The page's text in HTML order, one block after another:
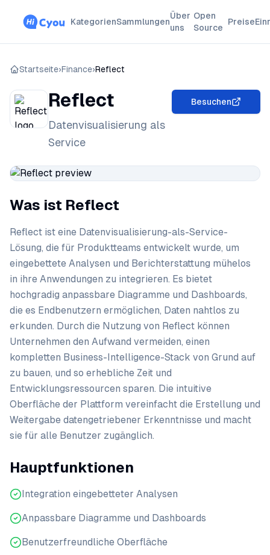
KategorienSammlungen
Über
uns
Open
Source
Preise
Startseite›Finance›Reflect
Reflect
Datenvisualisierung als
Service
Besuchen
Was ist Reflect
Reflect ist eine Datenvisualisierung-als-Service-
Lösung, die für Produktteams entwickelt wurde, um
eingebettete Analysen und Berichterstattung mühelos
in ihre Anwendungen zu integrieren. Es bietet
hochgradig anpassbare Diagramme und Dashboards,
die es Endbenutzern ermöglichen, Daten nahtlos zu
erkunden. Durch die Nutzung von Reflect können
Unternehmen den Aufwand vermeiden, einen
kompletten Business-Intelligence-Stack von Grund auf
zu bauen, und so erhebliche Zeit und
Entwicklungsressourcen sparen. Die intuitive
Oberfläche der Plattform vereinfacht die Erstellung und
Weitergabe datengetriebener Erkenntnisse und macht
sie für alle Benutzer zugänglich.
Hauptfunktionen
Integration eingebetteter Analysen
Anpassbare Diagramme und Dashboards
Benutzerfreundliche Oberfläche